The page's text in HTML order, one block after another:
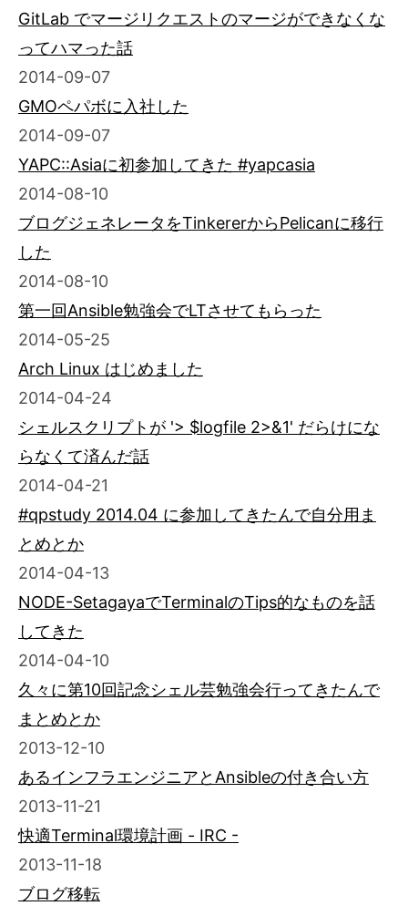
GitLab でマージリクエストのマージができなくな
ってハマった話
2014-09-07
GMOペパボに入社した
2014-09-07
YAPC::Asiaに初参加してきた #yapcasia
2014-08-10
ブログジェネレータをTinkererからPelicanに移行
した
2014-08-10
第一回Ansible勉強会でLTさせてもらった
2014-05-25
Arch Linux はじめました
2014-04-24
シェルスクリプトが '> $logfile 2>&1' だらけにな
らなくて済んだ話
2014-04-21
#qpstudy 2014.04 に参加してきたんで自分用ま
とめとか
2014-04-13
NODE-SetagayaでTerminalのTips的なものを話
してきた
2014-04-10
久々に第10回記念シェル芸勉強会行ってきたんで
まとめとか
2013-12-10
あるインフラエンジニアとAnsibleの付き合い方
2013-11-21
快適Terminal環境計画 - IRC -
2013-11-18
ブログ移転